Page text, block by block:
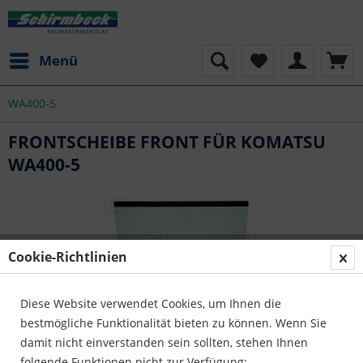
Menü
WA400-5
FRONTSCHEIBE FRONT FÜR KOMATSU
WA400-5
Cookie-Richtlinien
Diese Website verwendet Cookies, um Ihnen die
bestmögliche Funktionalität bieten zu können. Wenn Sie
damit nicht einverstanden sein sollten, stehen Ihnen